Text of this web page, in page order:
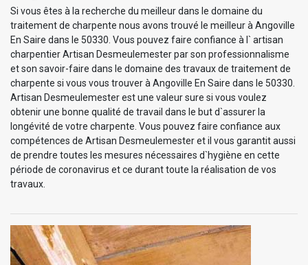
Si vous êtes à la recherche du meilleur dans le domaine du
traitement de charpente nous avons trouvé le meilleur à Angoville
En Saire dans le 50330. Vous pouvez faire confiance à l` artisan
charpentier Artisan Desmeulemester par son professionnalisme
et son savoir-faire dans le domaine des travaux de traitement de
charpente si vous vous trouver à Angoville En Saire dans le 50330.
Artisan Desmeulemester est une valeur sure si vous voulez
obtenir une bonne qualité de travail dans le but d`assurer la
longévité de votre charpente. Vous pouvez faire confiance aux
compétences de Artisan Desmeulemester et il vous garantit aussi
de prendre toutes les mesures nécessaires d`hygiène en cette
période de coronavirus et ce durant toute la réalisation de vos
travaux.